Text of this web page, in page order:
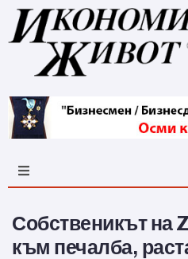
Собственикът на
към печалба,